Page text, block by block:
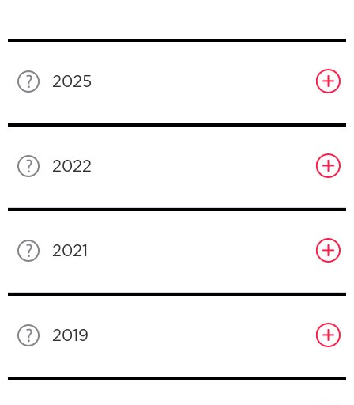
2025
2022
2021
2019